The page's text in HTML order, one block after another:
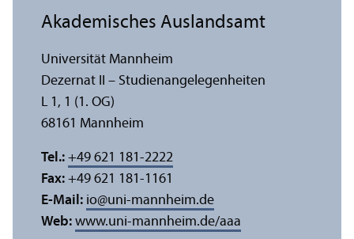
Akademisches Auslands­amt
Universität Mannheim
Dezernat II – Studien­angelegenheiten
L 1, 1 (1. OG)
68161 Mannheim
Tel.: +49 621 181-2222
Fax: +49 621 181-1161
E-Mail: io@uni-mannheim.de
Web: www.uni-mannheim.de/aaa